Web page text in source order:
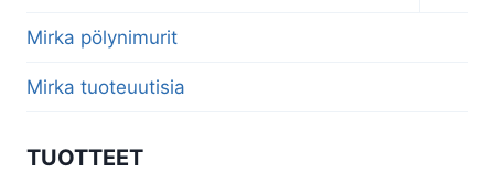
Mirka pölynimurit
Mirka tuoteuutisia
TUOTTEET